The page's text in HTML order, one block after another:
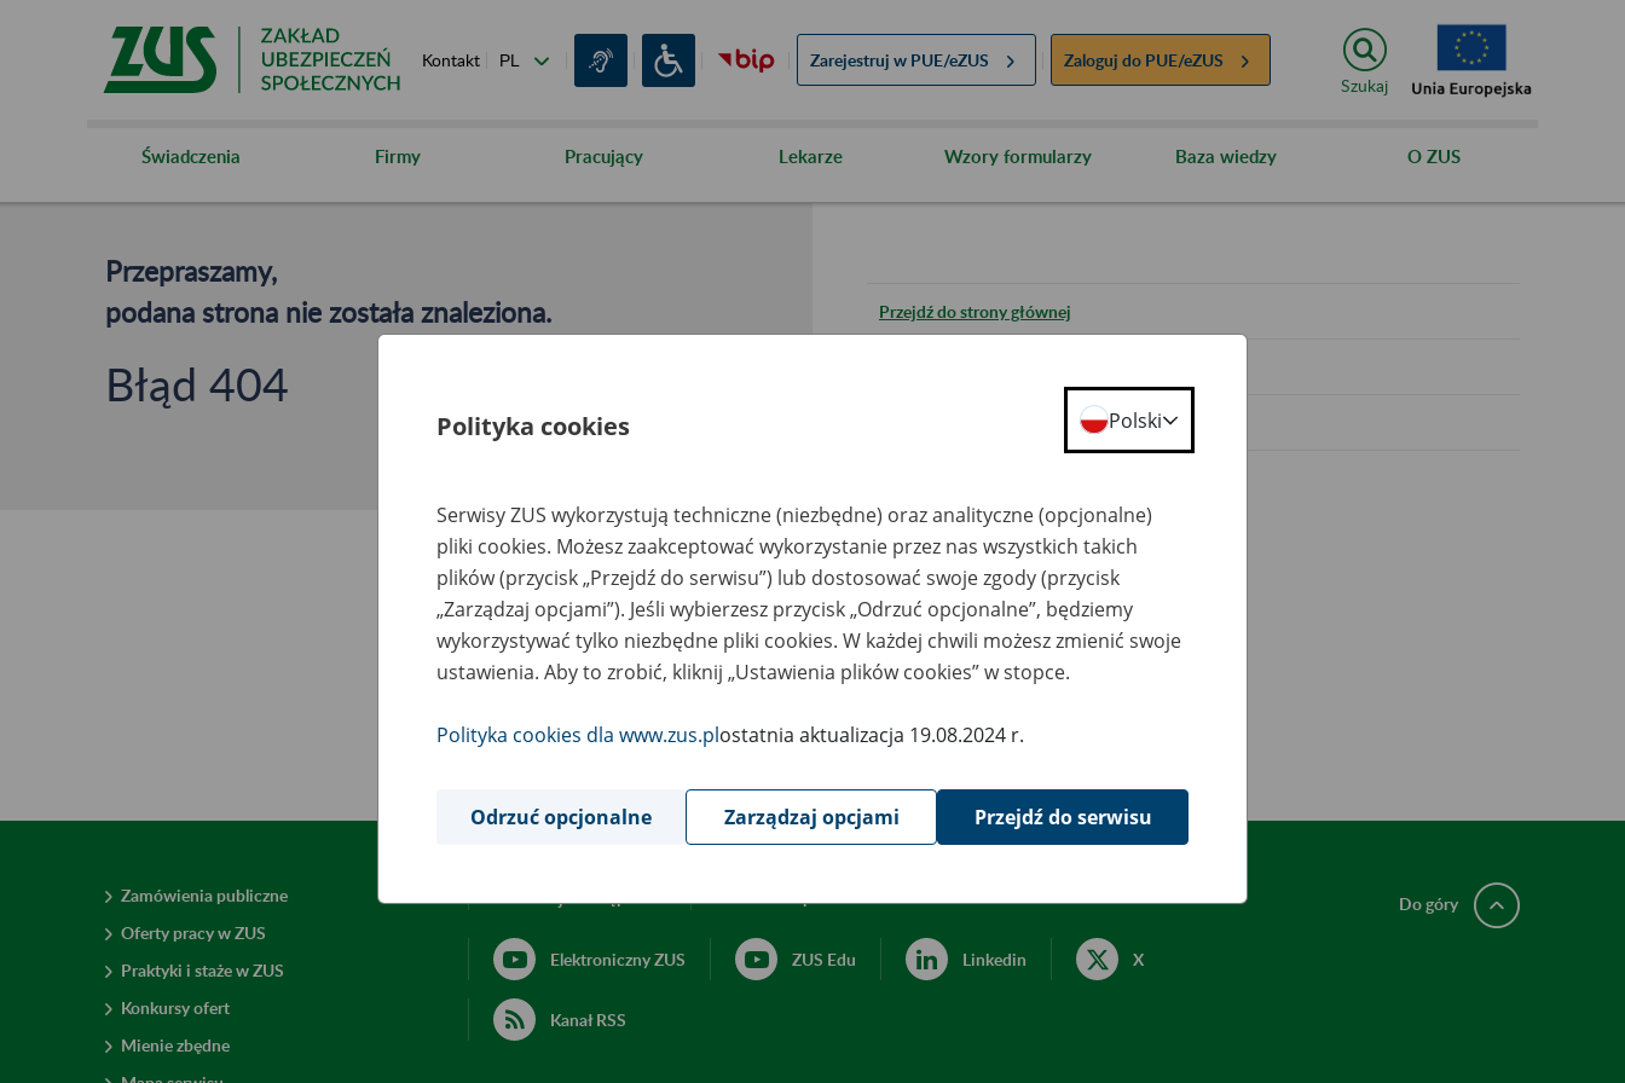
Kontakt Zarejestruj w PUE/eZUS Zaloguj do PUE/eZUS
Szukaj
Świadczenia Firmy Pracujący Lekarze Wzory formularzy Baza wiedzy O ZUS
Przepraszamy,
podana strona nie została znaleziona.
Błąd 404
Przejdź do strony głównej
Zamówienia publiczne
Oferty pracy w ZUS
Praktyki i staże w ZUS
Konkursy ofert
Mienie zbędne
Elektroniczny ZUS ZUS Edu Linkedin X
Kanał RSS
Do góry
Polityka cookies Polski
Serwisy ZUS wykorzystują techniczne (niezbędne) oraz analityczne (opcjonalne)
pliki cookies. Możesz zaakceptować wykorzystanie przez nas wszystkich takich
plików (przycisk „Przejdź do serwisu”) lub dostosować swoje zgody (przycisk
„Zarządzaj opcjami”). Jeśli wybierzesz przycisk „Odrzuć opcjonalne”, będziemy
wykorzystywać tylko niezbędne pliki cookies. W każdej chwili możesz zmienić swoje
ustawienia. Aby to zrobić, kliknij „Ustawienia plików cookies” w stopce.
Polityka cookies dla www.zus.plostatnia aktualizacja 19.08.2024 r.
Odrzuć opcjonalne Zarządzaj opcjami Przejdź do serwisu